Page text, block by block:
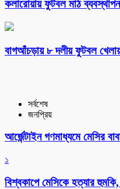
কলারোয়ায় ফুটবল মাঠ
বাগআঁচড়ায় ৮ দলীয় ফুটবল
সর্বশেষ
জনপ্রিয়
আর্জেন্টাইন গণমাধ্যমে মেসির
১
বিশ্বকাপে মেসিকে হত্যার